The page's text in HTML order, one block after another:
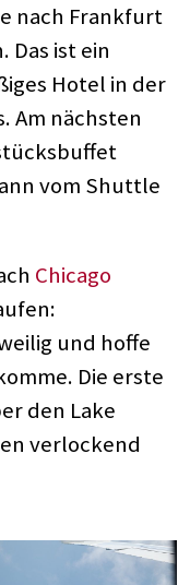
nach Frankfurt
Das ist ein
Hotel in der
Am nächsten
vom Shuttle
Chicago
und hoffe
Die erste
den Lake
verlockend